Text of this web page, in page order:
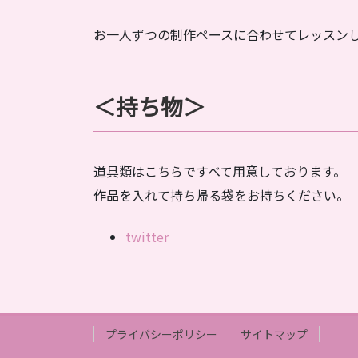
お一人ずつの制作ペースに合わせてレッスン
＜持ち物＞
道具類はこちらですべて用意しております。
作品を入れて持ち帰る袋をお持ちください。
twitter
プライバシーポリシー サイトマップ